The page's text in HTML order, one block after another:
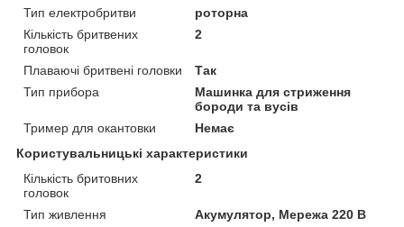
Тип електробритви
роторна
Кількість бритвених
головок
2
Плаваючі бритвені головки
Так
Тип прибора
Машинка для стриження
бороди та вусів
Тример для окантовки
Немає
Користувальницькі характеристики
Кількість бритовних
головок
2
Тип живлення Акумулятор, Мережа 220 В